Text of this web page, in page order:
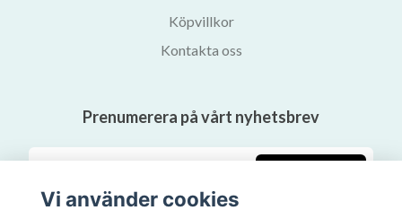
Köpvillkor
Kontakta oss
Prenumerera på vårt nyhetsbrev
Vi använder cookies